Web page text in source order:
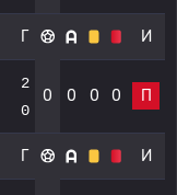
Г И
2
0
0 0 0 0 П
Г И